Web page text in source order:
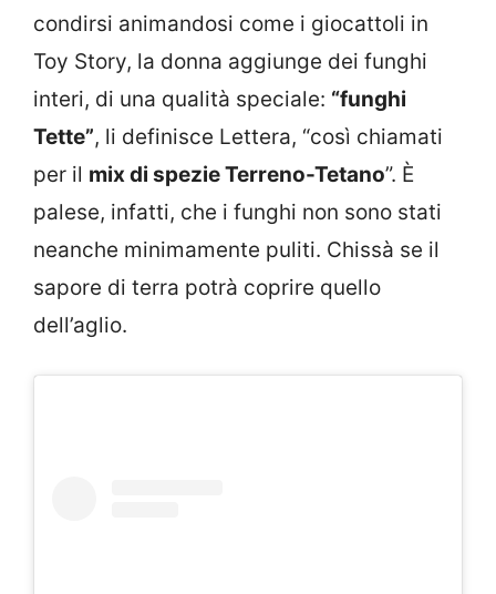
condirsi animandosi come i giocattoli in
Toy Story, la donna aggiunge dei funghi
interi, di una qualità speciale: “funghi
Tette”, li definisce Lettera, “così chiamati
per il mix di spezie Terreno-Tetano”. È
palese, infatti, che i funghi non sono stati
neanche minimamente puliti. Chissà se il
sapore di terra potrà coprire quello
dell’aglio.